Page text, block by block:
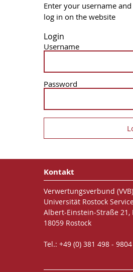
Enter your username
log in on the website
Login
Username
Password
Kontakt
Verwertungsverbund
Universität Rostock
Albert-Einstein-Straße 21,
18059 Rostock
Tel.: +49 (0) 381 498 -